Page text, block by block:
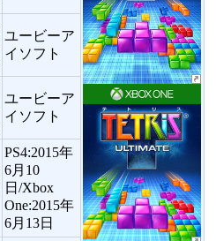
ユービーア
イソフト
ユービーア
イソフト
PS4:2015年
6月10
日/Xbox
One:2015年
6月13日